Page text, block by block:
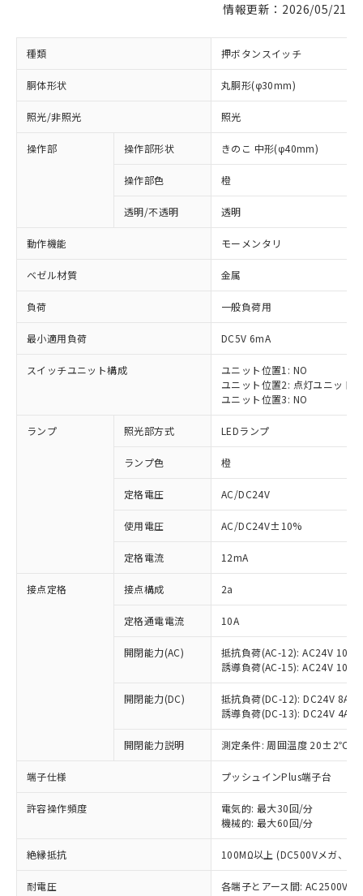
情報更新：2026/05/21
種類 押ボタンスイッチ
胴体形状 丸胴形(φ30mm)
照光/非照光 照光
操作部 操作部形状 きのこ 中形(φ40mm)
操作部色 橙
透明/不透明 透明
動作機能 モーメンタリ
ベゼル材質 金属
負荷 一般負荷用
最小適用負荷 DC5V 6mA
スイッチユニット構成
ユニット位置1: NO
ユニット位置2: 点灯ユニット
ユニット位置3: NO
ランプ 照光部方式 LEDランプ
ランプ色 橙
定格電圧 AC/DC24V
使用電圧 AC/DC24V±10%
定格電流 12mA
接点定格 接点構成 2a
定格通電電流 10A
開閉能力(AC)
抵抗負荷(AC-12): AC24V 10A/
誘導負荷(AC-15): AC24V
開閉能力(DC)
抵抗負荷(DC-12): DC24V 8A/
誘導負荷(DC-13): DC24V 4A/
開閉能力説明 測定条件: 周囲温度 20±2℃、
端子仕様 プッシュインPlus端子台
許容操作頻度
電気的: 最大30回/分
機械的: 最大60回/分
絶縁抵抗 100MΩ以上 (DC500Vメガ、点
耐電圧
各端子とアース間: AC2500V
ご利用条件
以下の条件をお読みいただき、同意のうえ
本サービスは、当社制御機器事業取扱
商品の当社在庫状況および標準価格
(税抜)を提供させていただくもので
当社制御機器事業取扱商品の中には、
本サービスの対象外となる商品もある
ことをご了承ください。
在庫状況および標準価格照会結果は、
記載している更新日時点での社内デー
タに基づき作成されるものであり、閲
覧された時点での実際の在庫および標
準価格とは異なる場合があることをご
対応済み：EU RoHS指令（10物質）の
非含有に対応した製品が提供可能な商品で
対応予定：EU RoHS指令（10物質）の非含
有に対応した製品に切り替える予定のある
対応予定なし：EU RoHS指令（10物質）の
非含有に非対応の商品で、対応品を出す予
調査・確認中：EU RoHS指令（10物質）の
非含有の対応状況を調査中または確認中の
非該当品：ライセンス料など無形物で、有
害物質有無と関係のない商品です。
仕入先様の事情により、非含有部品として
いたものが、含有品と判明した場合などや
むを得ず変更することがあります。
*EU RoHS指令（10物質）：
鉛(Pb) 1000ppm以下、 水銀(Hg) 1000ppm以下、 カド
六価クロム(Cr(Ⅵ)) 1000ppm以下、ポリ臭化ビフェニル
※1 中国RoHS○×表
「○」：最大均質材料含有率が中国RoHSの
基準値以下であることを示します。
「×」：最大均質材料含有率が中国RoHSの
基準値を超えていることを示します。
「－」：未確認です。当社販売部門へお問
*中国RoHS10物質の基準値 (GB/T26572)：
当社は、これら貴社製品のうち、外国
為替および外国貿易法に定める商品
（以下｢規制貨物等」という）を輸出
または国外への提供する場合は、日本
国政府の輸出許可(または役務取引許
可)を取得するなどの必要な手続きを